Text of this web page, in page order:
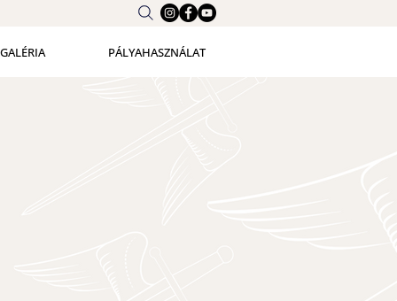
GALÉRIA PÁLYAHASZNÁLAT